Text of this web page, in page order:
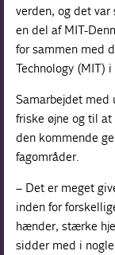
verden, og det
en del af MIT-
for sammen med
Technology (MIT) i
Samarbejdet med
friske øjne og til
den kommende
fagområder.
– Det er meget
inden for
hænder, stærke
sidder med i